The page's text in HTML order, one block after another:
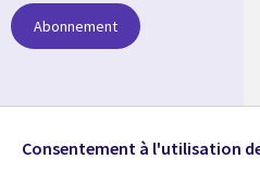
Abonnement
Suivez-nous
Consentement à l'utilisation